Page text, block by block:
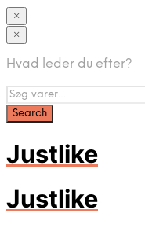
×
×
Hvad leder du efter?
Justlike
Justlike